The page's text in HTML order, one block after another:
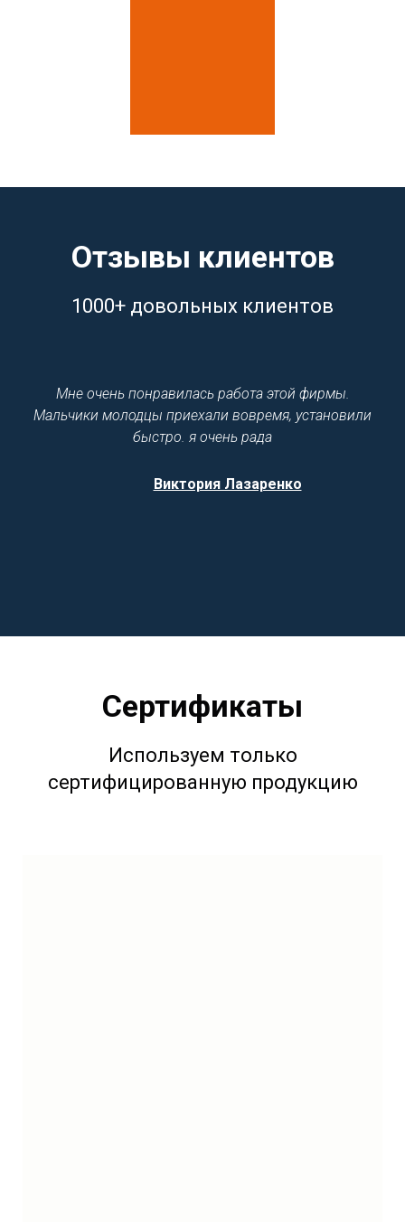
Отзывы клиентов
1000+ довольных клиентов
Мне очень понравилась работа этой фирмы.
Мальчики молодцы приехали вовремя, установили
быстро. я очень рада
Виктория Лазаренко
Сертификаты
Используем только
сертифицированную продукцию